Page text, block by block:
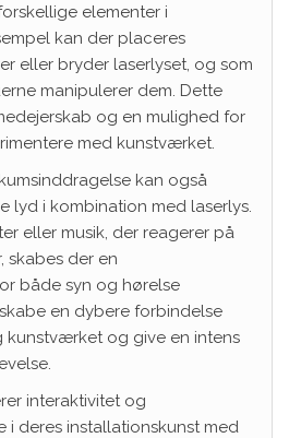
elementer i
kan der placeres
eller bryder laserlyset, og som
manipulerer dem. Dette
og en mulighed for
med kunstværket.
kan også
lyd i kombination med laserlys.
eller musik, der reagerer på
skabes der en
både syn og hørelse
en dybere forbindelse
kunstværket og give en intens
interaktivitet og
i deres installationskunst med